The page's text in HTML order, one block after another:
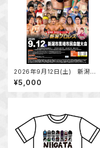
2026年9月12日(土) 新潟プ
ロレス 新潟市黒埼市民会館大
会 指定席
¥5,000